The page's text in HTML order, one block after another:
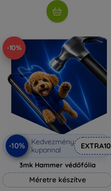
-10%
-10%
Kedvezmény
kuponnal
EXTRA10
3mk Hammer védőfólia
Méretre készítve